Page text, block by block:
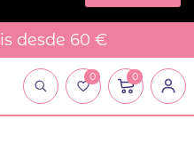
desde 60 €
0 0